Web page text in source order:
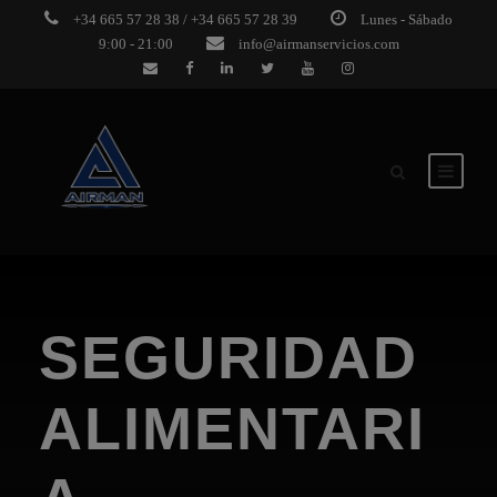
+34 665 57 28 38 / +34 665 57 28 39
Lunes - Sábado
9:00 - 21:00
info@airmanservicios.com
SEGURIDAD
ALIMENTARI